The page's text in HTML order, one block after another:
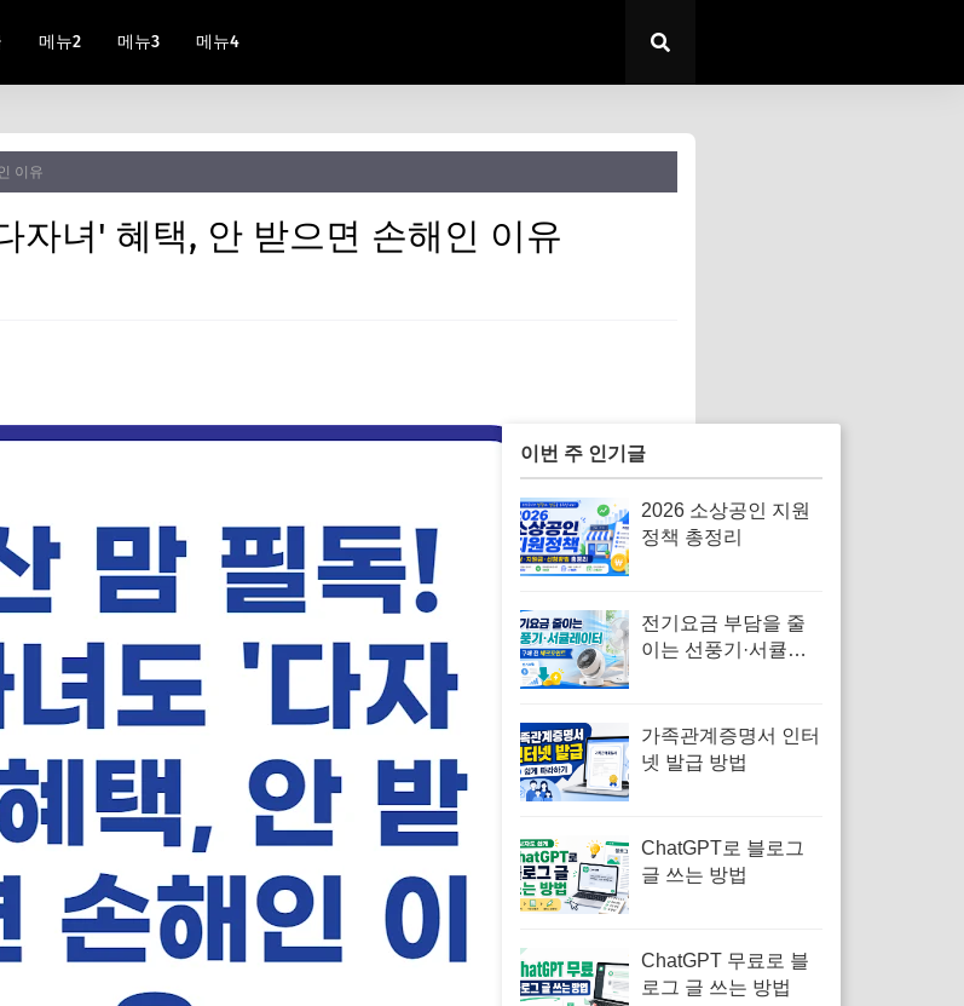
메뉴2 메뉴3 메뉴4
이유
자녀' 혜택, 안 받으면 손해인 이유
이번 주 인기글
2026 소상공인 지원
정책 총정리
전기요금 부담을 줄
이는 선풍기·서큘레
가족관계증명서 인터
넷 발급 방법
ChatGPT로 블로그
글 쓰는 방법
ChatGPT 무료로 블
로그 글 쓰는 방법